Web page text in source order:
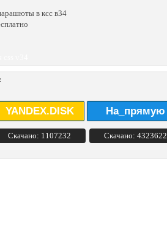
в ксс в34
YANDEX.DISK
Скачано: 1107232
На_прямую
Скачано: 4323622